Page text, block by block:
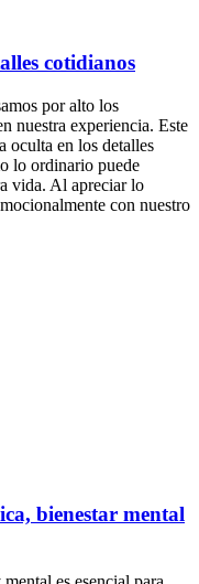
cotidianos
por alto los
nuestra experiencia. Este
oculta en los detalles
lo ordinario puede
vida. Al apreciar lo
con nuestro
bienestar mental